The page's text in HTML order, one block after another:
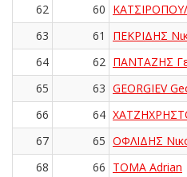
62
60
63
61 ΠΕΚΡΙΔΗΣ
64
62 ΠΑΝΤΑΖΗΣ
65
63 GEORGIEV
66
64
67
65 ΟΦΛΙΔΗΣ
68
66 TOMA Adrian